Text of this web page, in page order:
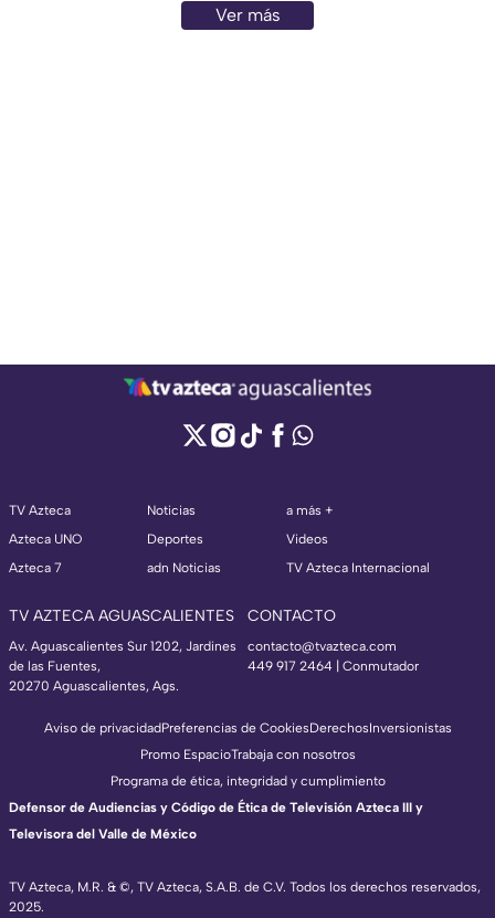
Ver más
TV Azteca
Azteca UNO
Azteca 7
Noticias
Deportes
adn Noticias
a más +
Videos
TV Azteca Internacional
TV AZTECA AGUASCALIENTES
Av. Aguascalientes Sur 1202, Jardines
de las Fuentes,
20270 Aguascalientes, Ags.
CONTACTO
contacto@tvazteca.com
449 917 2464 | Conmutador
TV Azteca, M.R. & ©, TV Azteca, S.A.B. de C.V. Todos los derechos reservados,
2025.
Aviso de privacidadPreferencias de CookiesDerechosInversionistas
Promo EspacioTrabaja con nosotros
Programa de ética, integridad y cumplimiento
Defensor de Audiencias y Código de Ética de Televisión Azteca III y
Televisora del Valle de México